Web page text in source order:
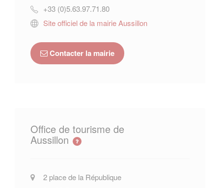
+33 (0)5.63.97.71.80
Site officiel de la mairie Aussillon
Contacter la mairie
Office de tourisme de
Aussillon
2 place de la République